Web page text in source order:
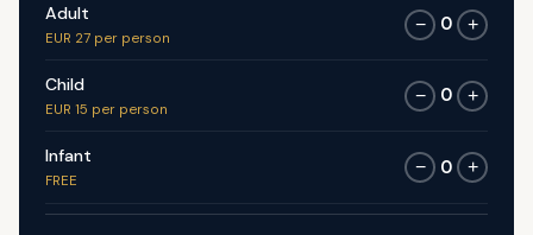
Adult
EUR 27 per person
− 0 +
Child
EUR 15 per person
− 0 +
Infant
FREE
− 0 +